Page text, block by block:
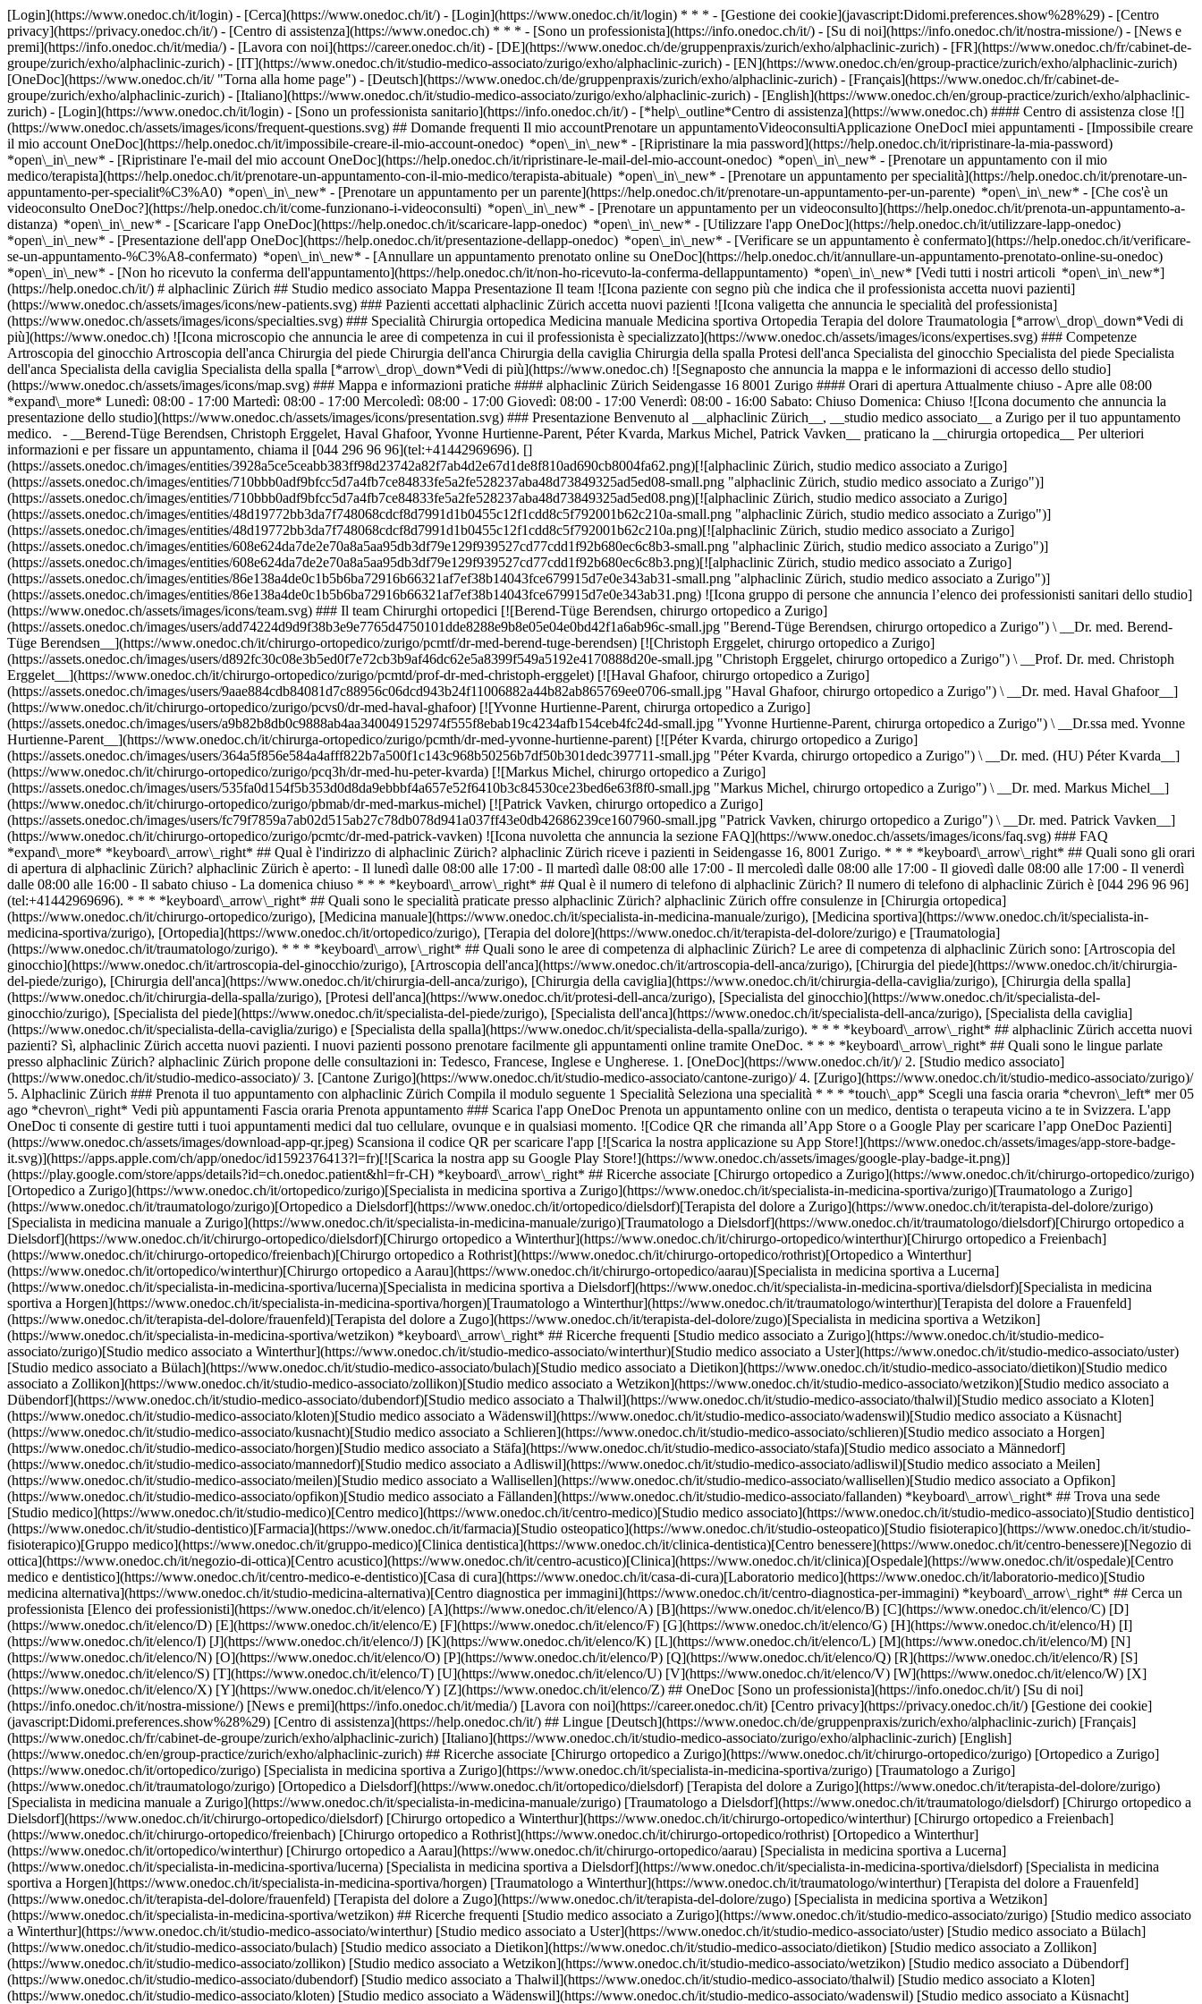
[Login](https://www.onedoc.ch/it/login) - [Cerca](https://www.onedoc.ch/it/) - [Login](https://www.onedoc.ch/it/login) * * * - [Gestione dei cookie](javascript:Didomi.preferences.show%28%29) - [Centro
privacy](https://privacy.onedoc.ch/it/) - [Centro di assistenza](https://www.onedoc.ch) * * * - [Sono un professionista](https://info.onedoc.ch/it/) - [Su di noi](https://info.onedoc.ch/it/nostra-missione/) - [News e
premi](https://info.onedoc.ch/it/media/) - [Lavora con noi](https://career.onedoc.ch/it) - [DE](https://www.onedoc.ch/de/gruppenpraxis/zurich/exho/alphaclinic-zurich) - [FR](https://www.onedoc.ch/fr/cabinet-de-
groupe/zurich/exho/alphaclinic-zurich) - [IT](https://www.onedoc.ch/it/studio-medico-associato/zurigo/exho/alphaclinic-zurich) - [EN](https://www.onedoc.ch/en/group-practice/zurich/exho/alphaclinic-zurich)
[OneDoc](https://www.onedoc.ch/it/ "Torna alla home page") - [Deutsch](https://www.onedoc.ch/de/gruppenpraxis/zurich/exho/alphaclinic-zurich) - [Français](https://www.onedoc.ch/fr/cabinet-de-
groupe/zurich/exho/alphaclinic-zurich) - [Italiano](https://www.onedoc.ch/it/studio-medico-associato/zurigo/exho/alphaclinic-zurich) - [English](https://www.onedoc.ch/en/group-practice/zurich/exho/alphaclinic-
zurich) - [Login](https://www.onedoc.ch/it/login) - [Sono un professionista sanitario](https://info.onedoc.ch/it/) - [*help\_outline*Centro di assistenza](https://www.onedoc.ch) #### Centro di assistenza close ![]
(https://www.onedoc.ch/assets/images/icons/frequent-questions.svg) ## Domande frequenti Il mio accountPrenotare un appuntamentoVideoconsultiApplicazione OneDocI miei appuntamenti - [Impossibile creare
il mio account OneDoc](https://help.onedoc.ch/it/impossibile-creare-il-mio-account-onedoc) *open\_in\_new* - [Ripristinare la mia password](https://help.onedoc.ch/it/ripristinare-la-mia-password)
*open\_in\_new* - [Ripristinare l'e-mail del mio account OneDoc](https://help.onedoc.ch/it/ripristinare-le-mail-del-mio-account-onedoc) *open\_in\_new* - [Prenotare un appuntamento con il mio
medico/terapista](https://help.onedoc.ch/it/prenotare-un-appuntamento-con-il-mio-medico/terapista-abituale) *open\_in\_new* - [Prenotare un appuntamento per specialità](https://help.onedoc.ch/it/prenotare-un-
appuntamento-per-specialit%C3%A0) *open\_in\_new* - [Prenotare un appuntamento per un parente](https://help.onedoc.ch/it/prenotare-un-appuntamento-per-un-parente) *open\_in\_new* - [Che cos'è un
videoconsulto OneDoc?](https://help.onedoc.ch/it/come-funzionano-i-videoconsulti) *open\_in\_new* - [Prenotare un appuntamento per un videoconsulto](https://help.onedoc.ch/it/prenota-un-appuntamento-a-
distanza) *open\_in\_new* - [Scaricare l'app OneDoc](https://help.onedoc.ch/it/scaricare-lapp-onedoc) *open\_in\_new* - [Utilizzare l'app OneDoc](https://help.onedoc.ch/it/utilizzare-lapp-onedoc)
*open\_in\_new* - [Presentazione dell'app OneDoc](https://help.onedoc.ch/it/presentazione-dellapp-onedoc) *open\_in\_new* - [Verificare se un appuntamento è confermato](https://help.onedoc.ch/it/verificare-se-un-appuntamento-%C3%A8-confermato) *open\_in\_new* - [Annullare un appuntamento prenotato online su OneDoc](https://help.onedoc.ch/it/annullare-un-appuntamento-prenotato-online-su-onedoc) *open\_in\_new* - [Non ho ricevuto la conferma dell'appuntamento](https://help.onedoc.ch/it/non-ho-ricevuto-la-conferma-dellappuntamento) *open\_in\_new* [Vedi tutti i nostri articoli *open\_in\_new*](https://help.onedoc.ch/it/) # alphaclinic Zürich ## Studio medico associato Mappa Presentazione Il team ![Icona paziente con segno più che indica che il professionista accetta nuovi pazienti](https://www.onedoc.ch/assets/images/icons/new-patients.svg) ### Pazienti accettati alphaclinic Zürich accetta nuovi pazienti ![Icona valigetta che annuncia le specialità del professionista](https://www.onedoc.ch/assets/images/icons/specialties.svg) ### Specialità Chirurgia ortopedica Medicina manuale Medicina sportiva Ortopedia Terapia del dolore Traumatologia [*arrow\_drop\_down*Vedi di più](https://www.onedoc.ch) ![Icona microscopio che annuncia le aree di competenza in cui il professionista è specializzato](https://www.onedoc.ch/assets/images/icons/expertises.svg) ### Competenze Artroscopia del ginocchio Artroscopia dell'anca Chirurgia del piede Chirurgia dell'anca Chirurgia della caviglia Chirurgia della spalla Protesi dell'anca Specialista del ginocchio Specialista del piede Specialista dell'anca Specialista della caviglia Specialista della spalla [*arrow\_drop\_down*Vedi di più](https://www.onedoc.ch) ![Segnaposto che annuncia la mappa e le informazioni di accesso dello studio](https://www.onedoc.ch/assets/images/icons/map.svg) ### Mappa e informazioni pratiche #### alphaclinic Zürich Seidengasse 16 8001 Zurigo #### Orari di apertura Attualmente chiuso - Apre alle 08:00 *expand\_more* Lunedì: 08:00 - 17:00 Martedì: 08:00 - 17:00 Mercoledì: 08:00 - 17:00 Giovedì: 08:00 - 17:00 Venerdì: 08:00 - 16:00 Sabato: Chiuso Domenica: Chiuso ![Icona documento che annuncia la presentazione dello studio](https://www.onedoc.ch/assets/images/icons/presentation.svg) ### Presentazione Benvenuto al __alphaclinic Zürich__, __studio medico associato__ a Zurigo per il tuo appuntamento medico. - __Berend-Tüge Berendsen, Christoph Erggelet, Haval Ghafoor, Yvonne Hurtienne-Parent, Péter Kvarda, Markus Michel, Patrick Vavken__ praticano la __chirurgia ortopedica__ Per ulteriori informazioni e per fissare un appuntamento, chiama il [044 296 96 96](tel:+41442969696). [](https://assets.onedoc.ch/images/entities/3928a5ce5ceabb383ff98d23742a82f7ab4d2e67d1de8f810ad690cb8004fa62.png)[![alphaclinic Zürich, studio medico associato a Zurigo](https://assets.onedoc.ch/images/entities/710bbb0adf9bfcc5d7a4fb7ce84833fe5a2fe528237aba48d73849325ad5ed08-small.png "alphaclinic Zürich, studio medico associato a Zurigo")](https://assets.onedoc.ch/images/entities/710bbb0adf9bfcc5d7a4fb7ce84833fe5a2fe528237aba48d73849325ad5ed08.png)[![alphaclinic Zürich, studio medico associato a Zurigo](https://assets.onedoc.ch/images/entities/48d19772bb3da7f748068cdcf8d7991d1b0455c12f1cdd8c5f792001b62c210a-small.png "alphaclinic Zürich, studio medico associato a Zurigo")](https://assets.onedoc.ch/images/entities/48d19772bb3da7f748068cdcf8d7991d1b0455c12f1cdd8c5f792001b62c210a.png)[![alphaclinic Zürich, studio medico associato a Zurigo](https://assets.onedoc.ch/images/entities/608e624da7de2e70a8a5aa95db3df79e129f939527cd77cdd1f92b680ec6c8b3-small.png "alphaclinic Zürich, studio medico associato a Zurigo")](https://assets.onedoc.ch/images/entities/608e624da7de2e70a8a5aa95db3df79e129f939527cd77cdd1f92b680ec6c8b3.png)[![alphaclinic Zürich, studio medico associato a Zurigo](https://assets.onedoc.ch/images/entities/86e138a4de0c1b5b6ba72916b66321af7ef38b14043fce679915d7e0e343ab31-small.png "alphaclinic Zürich, studio medico associato a Zurigo")](https://assets.onedoc.ch/images/entities/86e138a4de0c1b5b6ba72916b66321af7ef38b14043fce679915d7e0e343ab31.png) ![Icona gruppo di persone che annuncia l’elenco dei professionisti sanitari dello studio](https://www.onedoc.ch/assets/images/icons/team.svg) ### Il team Chirurghi ortopedici [![Berend-Tüge Berendsen, chirurgo ortopedico a Zurigo](https://assets.onedoc.ch/images/users/add74224d9d9f38b3e9e7765d4750101dde8288e9b8e05e04e0bd42f1a6ab96c-small.jpg "Berend-Tüge Berendsen, chirurgo ortopedico a Zurigo") \ __Dr. med. Berend-Tüge Berendsen__](https://www.onedoc.ch/it/chirurgo-ortopedico/zurigo/pcmtf/dr-med-berend-tuge-berendsen) [![Christoph Erggelet, chirurgo ortopedico a Zurigo](https://assets.onedoc.ch/images/users/d892fc30c08e3b5ed0f7e72cb3b9af46dc62e5a8399f549a5192e4170888d20e-small.jpg "Christoph Erggelet, chirurgo ortopedico a Zurigo") \ __Prof. Dr. med. Christoph Erggelet__](https://www.onedoc.ch/it/chirurgo-ortopedico/zurigo/pcmtd/prof-dr-med-christoph-erggelet) [![Haval Ghafoor, chirurgo ortopedico a Zurigo](https://assets.onedoc.ch/images/users/9aae884cdb84081d7c88956c06dcd943b24f11006882a44b82ab865769ee0706-small.jpg "Haval Ghafoor, chirurgo ortopedico a Zurigo") \ __Dr. med. Haval Ghafoor__](https://www.onedoc.ch/it/chirurgo-ortopedico/zurigo/pcvs0/dr-med-haval-ghafoor) [![Yvonne Hurtienne-Parent, chirurga ortopedico a Zurigo](https://assets.onedoc.ch/images/users/a9b82b8db0c9888ab4aa340049152974f555f8ebab19c4234afb154ceb4fc24d-small.jpg "Yvonne Hurtienne-Parent, chirurga ortopedico a Zurigo") \ __Dr.ssa med. Yvonne Hurtienne-Parent__](https://www.onedoc.ch/it/chirurga-ortopedico/zurigo/pcmth/dr-med-yvonne-hurtienne-parent) [![Péter Kvarda, chirurgo ortopedico a Zurigo](https://assets.onedoc.ch/images/users/364a5f856e584a4afff822b7a500f1c143c968b50256b7df50b301dedc397711-small.jpg "Péter Kvarda, chirurgo ortopedico a Zurigo") \ __Dr. med. (HU) Péter Kvarda__](https://www.onedoc.ch/it/chirurgo-ortopedico/zurigo/pcq3h/dr-med-hu-peter-kvarda) [![Markus Michel, chirurgo ortopedico a Zurigo](https://assets.onedoc.ch/images/users/535fa0d154f5b353d0d8da9ebbbf4a657e52f6410b3c84530ce23bed6e63f8f0-small.jpg "Markus Michel, chirurgo ortopedico a Zurigo") \ __Dr. med. Markus Michel__](https://www.onedoc.ch/it/chirurgo-ortopedico/zurigo/pbmab/dr-med-markus-michel) [![Patrick Vavken, chirurgo ortopedico a Zurigo](https://assets.onedoc.ch/images/users/fc79f7859a7ab02d515ab27c78db078d941a037ff43e0db42686239ce1607960-small.jpg "Patrick Vavken, chirurgo ortopedico a Zurigo") \ __Dr. med. Patrick Vavken__](https://www.onedoc.ch/it/chirurgo-ortopedico/zurigo/pcmtc/dr-med-patrick-vavken) ![Icona nuvoletta che annuncia la sezione FAQ](https://www.onedoc.ch/assets/images/icons/faq.svg) ### FAQ *expand\_more* *keyboard\_arrow\_right* ## Qual è l'indirizzo di alphaclinic Zürich? alphaclinic Zürich riceve i pazienti in Seidengasse 16, 8001 Zurigo. * * * *keyboard\_arrow\_right* ## Quali sono gli orari di apertura di alphaclinic Zürich? alphaclinic Zürich è aperto: - Il lunedì dalle 08:00 alle 17:00 - Il martedì dalle 08:00 alle 17:00 - Il mercoledì dalle 08:00 alle 17:00 - Il giovedì dalle 08:00 alle 17:00 - Il venerdì dalle 08:00 alle 16:00 - Il sabato chiuso - La domenica chiuso * * * *keyboard\_arrow\_right* ## Qual è il numero di telefono di alphaclinic Zürich? Il numero di telefono di alphaclinic Zürich è [044 296 96 96](tel:+41442969696). * * * *keyboard\_arrow\_right* ## Quali sono le specialità praticate presso alphaclinic Zürich? alphaclinic Zürich offre consulenze in [Chirurgia ortopedica](https://www.onedoc.ch/it/chirurgo-ortopedico/zurigo), [Medicina manuale](https://www.onedoc.ch/it/specialista-in-medicina-manuale/zurigo), [Medicina sportiva](https://www.onedoc.ch/it/specialista-in-medicina-sportiva/zurigo), [Ortopedia](https://www.onedoc.ch/it/ortopedico/zurigo), [Terapia del dolore](https://www.onedoc.ch/it/terapista-del-dolore/zurigo) e [Traumatologia](https://www.onedoc.ch/it/traumatologo/zurigo). * * * *keyboard\_arrow\_right* ## Quali sono le aree di competenza di alphaclinic Zürich? Le aree di competenza di alphaclinic Zürich sono: [Artroscopia del ginocchio](https://www.onedoc.ch/it/artroscopia-del-ginocchio/zurigo), [Artroscopia dell'anca](https://www.onedoc.ch/it/artroscopia-dell-anca/zurigo), [Chirurgia del piede](https://www.onedoc.ch/it/chirurgia-del-piede/zurigo), [Chirurgia dell'anca](https://www.onedoc.ch/it/chirurgia-dell-anca/zurigo), [Chirurgia della caviglia](https://www.onedoc.ch/it/chirurgia-della-caviglia/zurigo), [Chirurgia della spalla](https://www.onedoc.ch/it/chirurgia-della-spalla/zurigo), [Protesi dell'anca](https://www.onedoc.ch/it/protesi-dell-anca/zurigo), [Specialista del ginocchio](https://www.onedoc.ch/it/specialista-del-ginocchio/zurigo), [Specialista del piede](https://www.onedoc.ch/it/specialista-del-piede/zurigo), [Specialista dell'anca](https://www.onedoc.ch/it/specialista-dell-anca/zurigo), [Specialista della caviglia](https://www.onedoc.ch/it/specialista-della-caviglia/zurigo) e [Specialista della spalla](https://www.onedoc.ch/it/specialista-della-spalla/zurigo). * * * *keyboard\_arrow\_right* ## alphaclinic Zürich accetta nuovi pazienti? Sì, alphaclinic Zürich accetta nuovi pazienti. I nuovi pazienti possono prenotare facilmente gli appuntamenti online tramite OneDoc. * * * *keyboard\_arrow\_right* ## Quali sono le lingue parlate presso alphaclinic Zürich? alphaclinic Zürich propone delle consultazioni in: Tedesco, Francese, Inglese e Ungherese. 1. [OneDoc](https://www.onedoc.ch/it/)/ 2. [Studio medico associato](https://www.onedoc.ch/it/studio-medico-associato)/ 3. [Cantone Zurigo](https://www.onedoc.ch/it/studio-medico-associato/cantone-zurigo)/ 4. [Zurigo](https://www.onedoc.ch/it/studio-medico-associato/zurigo)/ 5. Alphaclinic Zürich ### Prenota il tuo appuntamento con alphaclinic Zürich Compila il modulo seguente 1 Specialità Seleziona una specialità * * * *touch\_app* Scegli una fascia oraria *ch